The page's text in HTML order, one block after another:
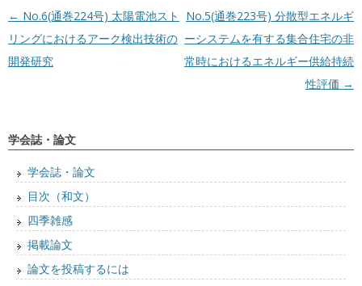
投稿ナビゲーション
← No.6(通巻224号) 太陽電池スト
リングにおけるアーク検出技術の
開発研究
No.5(通巻223号) 分散型エネルギ
ーシステムを有する集合住宅の非
常時におけるエネルギー供給持続
性評価 →
学会誌・論文
学会誌・論文
目次（和文）
四季雑感
掲載論文
論文を投稿するには